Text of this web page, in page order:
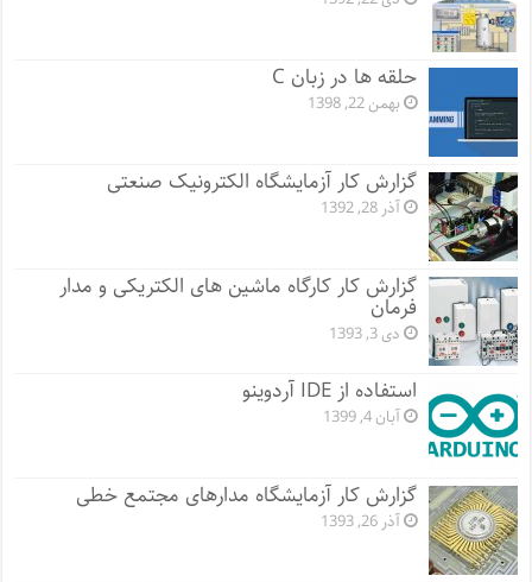
حلقه ها در زبان C
بهمن 22, 1398
گزارش کار آزمایشگاه الکترونیک صنعتی
آذر 28, 1392
گزارش کار کارگاه ماشین های الکتریکی و مدار
فرمان
دی 3, 1393
استفاده از IDE آردوینو
آبان 4, 1399
گزارش کار آزمایشگاه مدارهای مجتمع خطی
آذر 26, 1393